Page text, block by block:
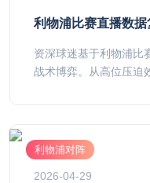
利物浦比赛直播数
资深球迷基于利物浦比
战术博弈。从高位压迫
利物浦对阵
2026-04-29